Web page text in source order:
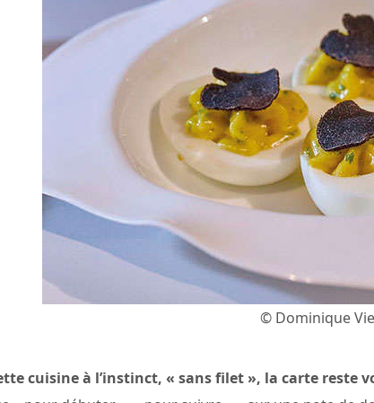
© Dominique
cuisine à l’instinct, « sans filet », la carte reste